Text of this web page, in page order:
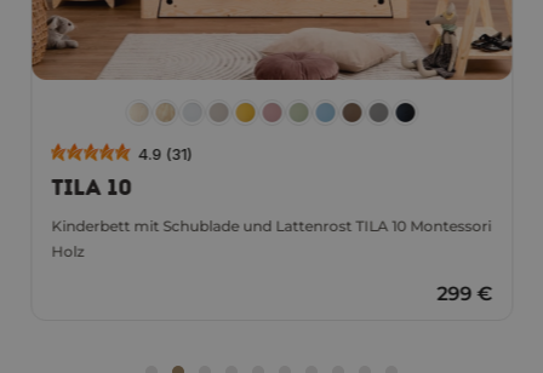
4.9 (31)
TILA 10
Kinderbett mit Schublade und Lattenrost TILA 10 Montessori
Holz
299 €